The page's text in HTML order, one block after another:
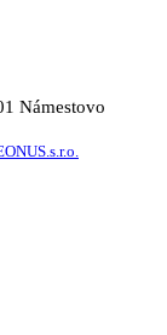
Námestovo